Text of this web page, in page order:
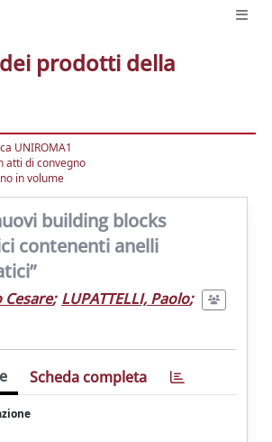
prodotti della
UNIROMA1
atti di convegno
in volume
building blocks
contenenti anelli
Cesare; LUPATTELLI, Paolo;
Scheda completa